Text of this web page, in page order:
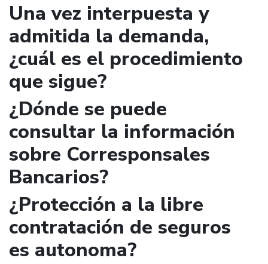
Una vez interpuesta y
admitida la demanda,
¿cuál es el procedimiento
que sigue?
¿Dónde se puede
consultar la información
sobre Corresponsales
Bancarios?
¿Protección a la libre
contratación de seguros
es autonoma?